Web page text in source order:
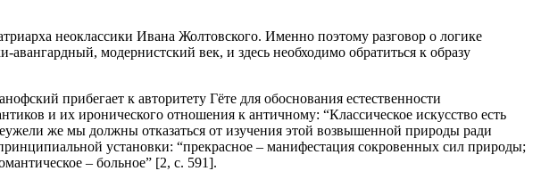
неоклассики Ивана Жолтовского. Именно поэтому разговор о логике
модернистский век, и здесь необходимо обратиться к образу
прибегает к авторитету Гёте для обоснования естественности
и их иронического отношения к античному: “Классическое искусство есть
же мы должны отказаться от изучения этой возвышенной природы ради
установки: “прекрасное – манифестация сокровенных сил природы;
– больное” [2, c. 591].